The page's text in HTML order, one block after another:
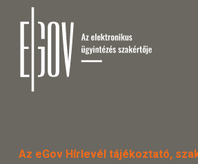
Az eGov Hírlevél tájékoztató,